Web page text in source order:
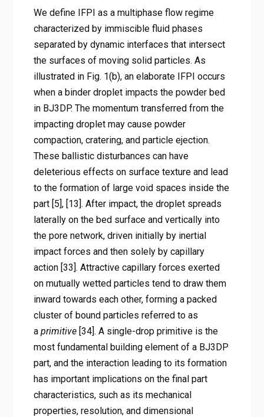
We define IFPI as a multiphase flow regime
characterized by immiscible fluid phases
separated by dynamic interfaces that intersect
the surfaces of moving solid particles. As
illustrated in Fig. 1(b), an elaborate IFPI occurs
when a binder droplet impacts the powder bed
in BJ3DP. The momentum transferred from the
impacting droplet may cause powder
compaction, cratering, and particle ejection.
These ballistic disturbances can have
deleterious effects on surface texture and lead
to the formation of large void spaces inside the
part [5], [13]. After impact, the droplet spreads
laterally on the bed surface and vertically into
the pore network, driven initially by inertial
impact forces and then solely by capillary
action [33]. Attractive capillary forces exerted
on mutually wetted particles tend to draw them
inward towards each other, forming a packed
cluster of bound particles referred to as
a primitive[34]. A single-drop primitive is the
most fundamental building element of a BJ3DP
part, and the interaction leading to its formation
has important implications on the final part
characteristics, such as its mechanical
properties, resolution, and dimensional